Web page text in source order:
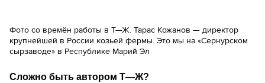
Фото со времён работы в Т—Ж. Тарас Кожанов — директор
крупнейшей в России козьей фермы. Это мы на «Сернурском
сырзаводе» в Республике Марий Эл
Сложно быть автором Т—Ж?